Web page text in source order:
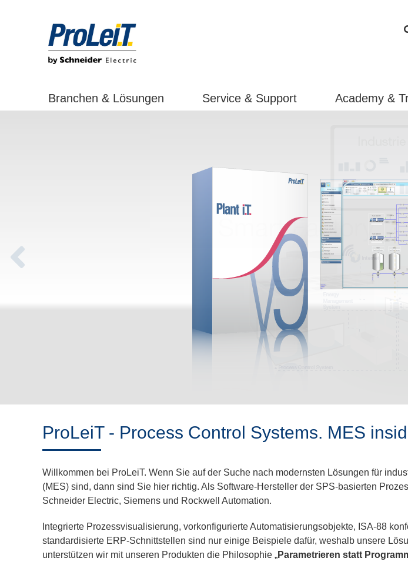
Branchen & Lösungen Service & Support Academy &
ProLeiT - Process Control Systems. MES
Willkommen bei ProLeiT. Wenn Sie auf der Suche nach modernsten Lösungen für
(MES) sind, dann sind Sie hier richtig. Als Software-Hersteller der SPS-basierten
Schneider Electric, Siemens und Rockwell Automation.
Integrierte Prozessvisualisierung, vorkonfigurierte Automatisierungsobjekte, ISA-88
standardisierte ERP-Schnittstellen sind nur einige Beispiele dafür, weshalb unsere
unterstützen wir mit unseren Produkten die Philosophie „Parametrieren statt